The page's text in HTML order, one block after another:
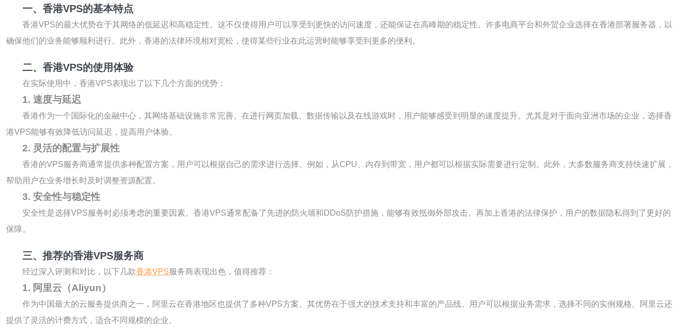
一、香港VPS的基本特点
香港VPS的最大优势在于其网络的低延迟和高稳定性。这不仅使得用户可以享受到更快的访问速度，还能保证在高峰期的稳定性。许多电商平台和外贸企业选择在香港部署服务器，以
确保他们的业务能够顺利进行。此外，香港的法律环境相对宽松，使得某些行业在此运营时能够享受到更多的便利。
二、香港VPS的使用体验
在实际使用中，香港VPS表现出了以下几个方面的优势：
1. 速度与延迟
香港作为一个国际化的金融中心，其网络基础设施非常完善。在进行网页加载、数据传输以及在线游戏时，用户能够感受到明显的速度提升。尤其是对于面向亚洲市场的企业，选择香
港VPS能够有效降低访问延迟，提高用户体验。
2. 灵活的配置与扩展性
香港的VPS服务商通常提供多种配置方案，用户可以根据自己的需求进行选择。例如，从CPU、内存到带宽，用户都可以根据实际需要进行定制。此外，大多数服务商支持快速扩展，
帮助用户在业务增长时及时调整资源配置。
3. 安全性与稳定性
安全性是选择VPS服务时必须考虑的重要因素。香港VPS通常配备了先进的防火墙和DDoS防护措施，能够有效抵御外部攻击。再加上香港的法律保护，用户的数据隐私得到了更好的
保障。
三、推荐的香港VPS服务商
经过深入评测和对比，以下几款香港VPS服务商表现出色，值得推荐：
1. 阿里云（Aliyun）
作为中国最大的云服务提供商之一，阿里云在香港地区也提供了多种VPS方案。其优势在于强大的技术支持和丰富的产品线。用户可以根据业务需求，选择不同的实例规格。阿里云还
提供了灵活的计费方式，适合不同规模的企业。